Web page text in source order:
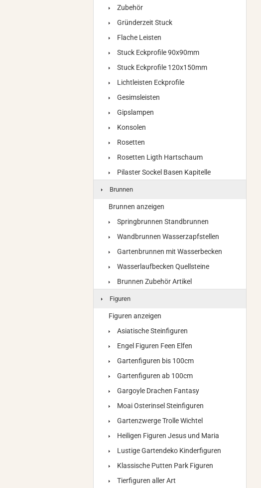
Zubehör
Gründerzeit Stuck
Flache Leisten
Stuck Eckprofile 90x90mm
Stuck Eckprofile 120x150mm
Lichtleisten Eckprofile
Gesimsleisten
Gipslampen
Konsolen
Rosetten
Rosetten Ligth Hartschaum
Pilaster Sockel Basen Kapitelle
Brunnen
Brunnen anzeigen
Springbrunnen Standbrunnen
Wandbrunnen Wasserzapfstellen
Gartenbrunnen mit Wasserbecken
Wasserlaufbecken Quellsteine
Brunnen Zubehör Artikel
Figuren
Figuren anzeigen
Asiatische Steinfiguren
Engel Figuren Feen Elfen
Gartenfiguren bis 100cm
Gartenfiguren ab 100cm
Gargoyle Drachen Fantasy
Moai Osterinsel Steinfiguren
Gartenzwerge Trolle Wichtel
Heiligen Figuren Jesus und Maria
Lustige Gartendeko Kinderfiguren
Klassische Putten Park Figuren
Tierfiguren aller Art